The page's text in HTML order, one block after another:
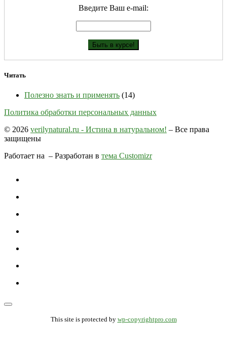
Введите Ваш е-mail:
Читать
Полезно знать и применять (14)
Политика обработки персональных данных
© 2026 verilynatural.ru - Истина в натуральном! – Все права
защищены
Работает на – Разработан в тема Customizr
This site is protected by wp-copyrightpro.com